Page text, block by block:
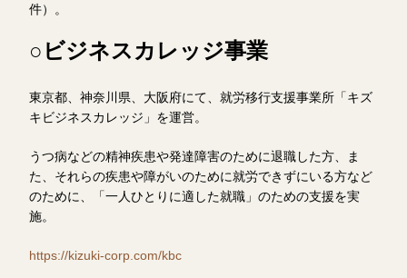
件）。
○ビジネスカレッジ事業
東京都、神奈川県、大阪府にて、就労移行支援事業所「キズ
キビジネスカレッジ」を運営。
うつ病などの精神疾患や発達障害のために退職した方、ま
た、それらの疾患や障がいのために就労できずにいる方など
のために、「一人ひとりに適した就職」のための支援を実
施。
https://kizuki-corp.com/kbc